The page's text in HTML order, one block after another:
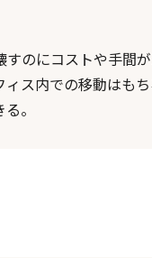
すのにコストや手間
ィス内での移動はも
。